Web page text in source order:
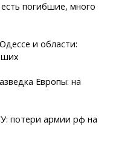
погибшие, много
и области:
Европы: на
потери армии рф на